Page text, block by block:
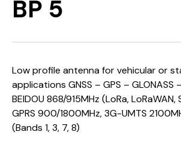
BP 5
Low profile antenna for vehicular or
applications GNSS – GPS – GLONASS
BEIDOU 868/915MHz (LoRa, LoRaWAN,
GPRS 900/1800MHz, 3G-UMTS
(Bands 1, 3, 7, 8)